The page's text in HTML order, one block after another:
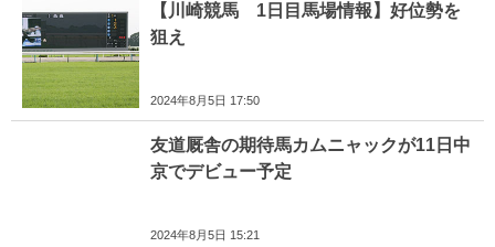
【川崎競馬 1日目馬場情報】好位勢を
狙え
2024年8月5日 17:50
友道厩舎の期待馬カムニャックが11日中
京でデビュー予定
2024年8月5日 15:21